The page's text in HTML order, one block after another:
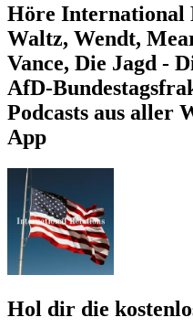
Höre International
Waltz, Wendt,
Vance, Die Jagd -
AfD-
Podcasts aus aller
App
Hol dir die